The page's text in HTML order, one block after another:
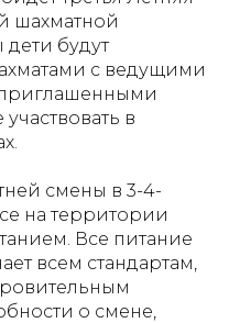
шахматной
будут
с ведущими
в
смены в 3-4-
на территории
Все питание
всем стандартам,
о смене,